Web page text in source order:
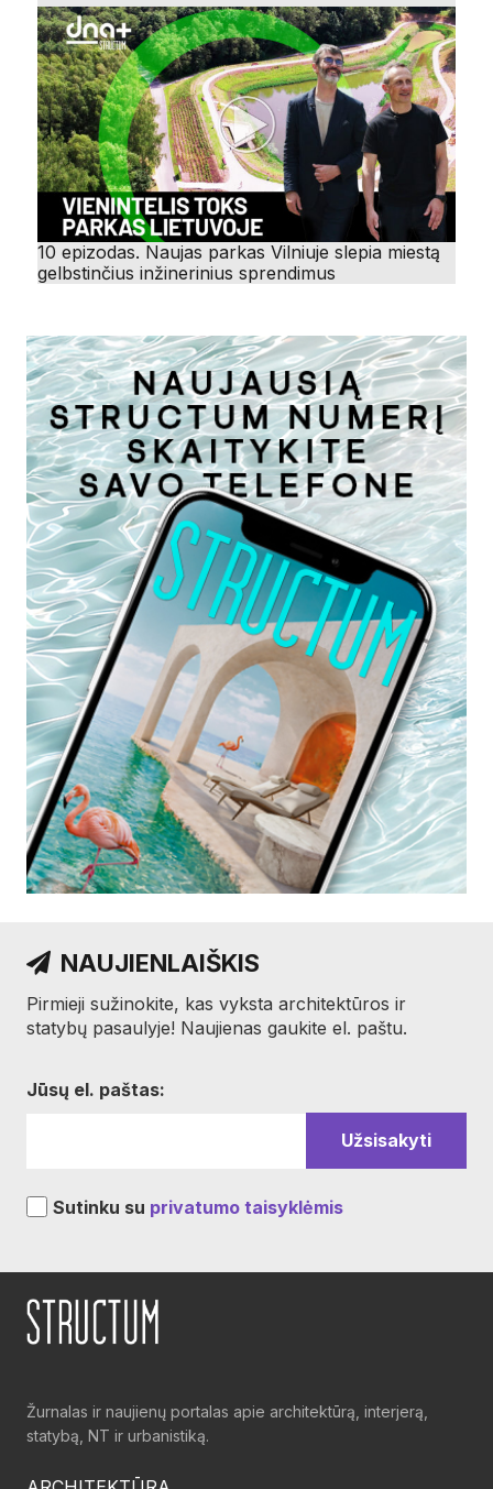
10 epizodas. Naujas parkas Vilniuje slepia miestą
gelbstinčius inžinerinius sprendimus
NAUJIENLAIŠKIS
Pirmieji sužinokite, kas vyksta architektūros ir
statybų pasaulyje! Naujienas gaukite el. paštu.
Jūsų el. paštas:
Sutinku su privatumo taisyklėmis
Žurnalas ir naujienų portalas apie architektūrą, interjerą,
statybą, NT ir urbanistiką.